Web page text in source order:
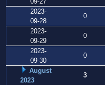
2023-
09-28
0
2023-
09-29
0
2023-
09-30
0
August
2023
3